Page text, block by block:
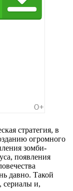
стратегия, в
огромного
зомби-
появления
давно. Такой
сериалы и,